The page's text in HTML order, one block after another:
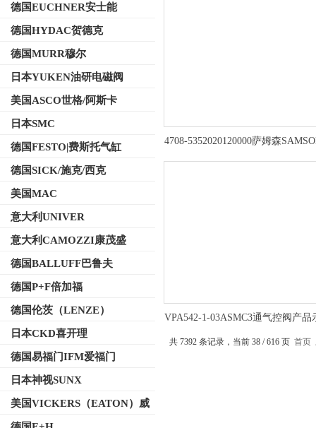
德国EUCHNER安士能
德国HYDAC贺德克
德国MURR穆尔
日本YUKEN油研电磁阀
美国ASCO世格/阿斯卡
日本SMC
德国FESTO|费斯托气缸
德国SICK/施克/西克
美国MAC
意大利UNIVER
意大利CAMOZZI康茂盛
德国BALLUFF巴鲁夫
德国P+F倍加福
德国伦茨（LENZE）
日本CKD喜开理
德国易福门IFM爱福门
日本神视SUNX
美国VICKERS（EATON）威
格士
4708-5352020120000萨姆森
VPA542-1-03ASMC3通气控阀产品
共 7392 条记录，当前 38 / 616 页 首页